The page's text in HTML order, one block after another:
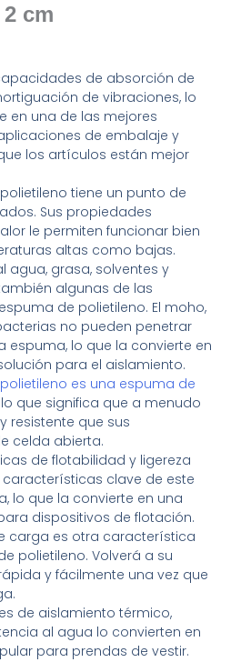
2 cm
de absorción de
de vibraciones, lo
en una de las mejores
de embalaje y
los artículos están mejor
tiene un punto de
Sus propiedades
le permiten funcionar bien
altas como bajas.
agua, grasa, solventes y
algunas de las
de polietileno. El moho,
no pueden penetrar
espuma, lo que la convierte en
para el aislamiento.
es una espuma de
lo que significa que a menudo
resistente que sus
celda abierta.
de flotabilidad y ligereza
clave de este
lo que la convierte en una
dispositivos de flotación.
carga es otra característica
polietileno. Volverá a su
y fácilmente una vez que
de aislamiento térmico,
al agua lo convierten en
para prendas de vestir.